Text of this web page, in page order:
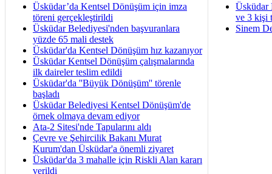
Üsküdar’da Kentsel Dönüşüm için imza
töreni gerçekleştirildi
Üsküdar Belediyesi'nden başvuranlara
yüzde 65 mali destek
Üsküdar'da Kentsel Dönüşüm hız kazanıyor
Üsküdar Kentsel Dönüşüm çalışmalarında
ilk daireler teslim edildi
Üsküdar'da ''Büyük Dönüşüm'' törenle
başladı
Üsküdar Belediyesi Kentsel Dönüşüm'de
örnek olmaya devam ediyor
Ata-2 Sitesi'nde Tapularını aldı
Çevre ve Şehircilik Bakanı Murat
Kurum'dan Üsküdar'a önemli ziyaret
Üsküdar'da 3 mahalle için Riskli Alan kararı
verildi
Üsküdar
ve 3 kişi
Sinem